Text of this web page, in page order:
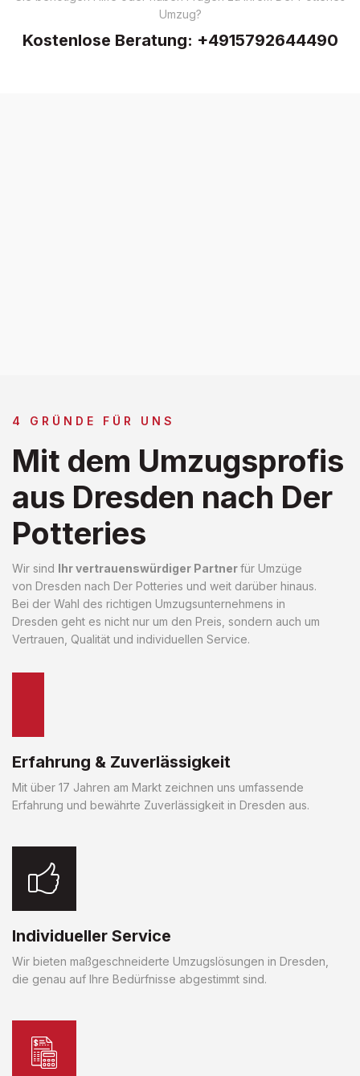
Umzug?
Kostenlose Beratung: +4915792644490
4 GRÜNDE FÜR UNS
Mit dem Umzugsprofis
aus Dresden nach Der
Potteries
Wir sind Ihr vertrauenswürdiger Partnerfür Umzüge
von Dresden nach Der Potteries und weit darüber hinaus.
Bei der Wahl des richtigen Umzugsunternehmens in
Dresden geht es nicht nur um den Preis, sondern auch um
Vertrauen, Qualität und individuellen Service.
Erfahrung & Zuverlässigkeit
Mit über 17 Jahren am Markt zeichnen uns umfassende
Erfahrung und bewährte Zuverlässigkeit in Dresden aus.
Individueller Service
Wir bieten maßgeschneiderte Umzugslösungen in Dresden,
die genau auf Ihre Bedürfnisse abgestimmt sind.